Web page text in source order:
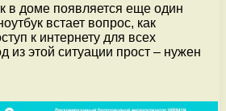
в доме появляется еще один
встает вопрос, как
к интернету для всех
из этой ситуации прост – нужен